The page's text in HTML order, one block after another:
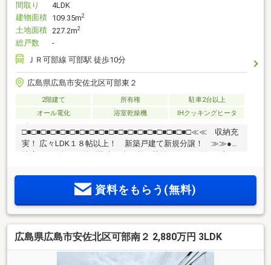
間取り
4LDK
建物面積 109.35m2
土地面積 227.2m2
総戸数
-
ＪＲ可部線 可部駅 徒歩10分
広島県広島市安佐北区可部東２
2階建て 所有権
駐車2台以上
オール電化
浴室乾燥機 IHクッキングヒータ
□■□■□■□■□■□■□■□■□■□■□■□■□■□■□■□■□■□≪≪ 収納充
実！ 広々LDK１８帖以上！ 新築戸建て新規分譲！ ≫≫●敷
お庭付き●各居室に収納完備〇JR可部駅 徒歩10分まずはお気
軽にお問い合わせください！資料をもらう(無料)
広島県広島市安佐北区可部南２ 2,880万円 3LDK